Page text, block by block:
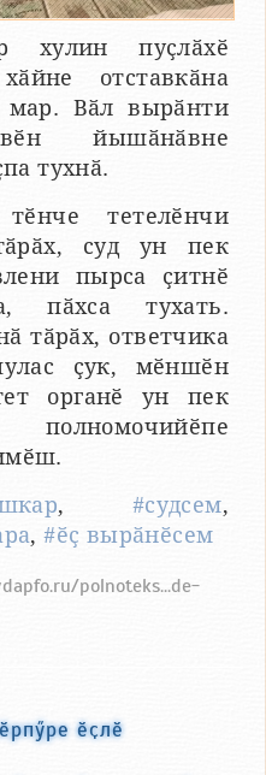
хулин пуҫлӑхӗ
отставкӑна
Вӑл вырӑнти
йышӑнӑвне
тухнӑ.
тетелӗнчи
суд ун пек
пырса ҫитнӗ
пӑхса тухать.
тӑрӑх, ответчика
ҫук, мӗншӗн
органӗ ун пек
, #судсем,
,#ӗҫ вырӑнӗсем
polnoteks...de-
ӗҫлӗ